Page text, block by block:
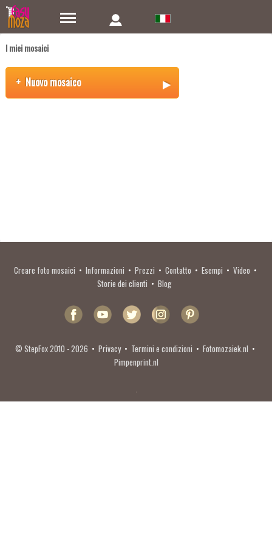
I miei mosaici
+ Nuovo mosaico
Creare foto mosaici • Informazioni • Prezzi • Contatto • Esempi • Video •
Storie dei clienti • Blog
© StepFox 2010 - 2026 • Privacy • Termini e condizioni • Fotomozaiek.nl •
Pimpenprint.nl